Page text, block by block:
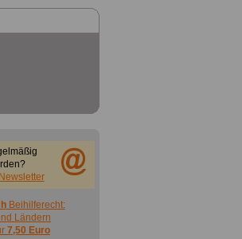
Beihilferecht:
Ländern
7,50 Euro